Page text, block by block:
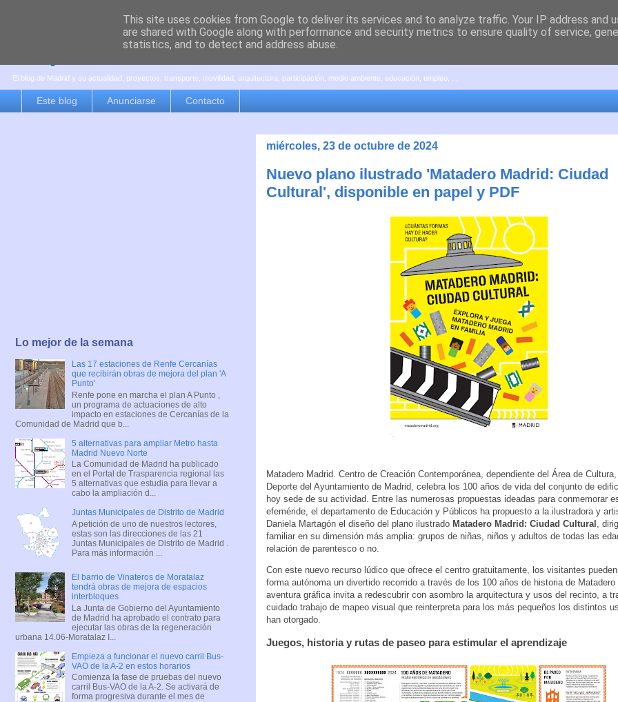
es por madrid
El blog de Madrid y su actualidad, proyectos, transporte, movilidad, arquitectura, participación, medio ambiente, educación, empleo, ...
Este blog Anunciarse Contacto
miércoles, 23 de octubre de 2024
Nuevo plano ilustrado 'Matadero Madrid: Ciudad
Cultural', disponible en papel y PDF
Matadero Madrid. Centro de Creación Contemporánea, dependiente del Área de
Deporte del Ayuntamiento de Madrid, celebra los 100 años de vida del conjunto de
hoy sede de su actividad. Entre las numerosas propuestas ideadas para conmemorar
efeméride, el departamento de Educación y Públicos ha propuesto a la ilustradora y
Daniela Martagón el diseño del plano ilustrado Matadero Madrid: Ciudad Cultural
,
familiar en su dimensión más amplia: grupos de niñas, niños y adultos de todas las
relación de parentesco o no.
Con este nuevo recurso lúdico que ofrece el centro gratuitamente, los visitantes
forma autónoma un divertido recorrido a través de los 100 años de historia de
aventura gráfica invita a redescubrir con asombro la arquitectura y usos del recinto, a
cuidado trabajo de mapeo visual que reinterpreta para los más pequeños los distintos
han otorgado.
Juegos, historia y rutas de paseo para estimular el aprendizaje
Lo mejor de la semana
Las 17 estaciones de Renfe Cercanías
que recibirán obras de mejora del plan 'A
Punto'
Renfe pone en marcha el plan A Punto ,
un programa de actuaciones de alto
impacto en estaciones de Cercanías de la
Comunidad de Madrid que b...
5 alternativas para ampliar Metro hasta
Madrid Nuevo Norte
La Comunidad de Madrid ha publicado
en el Portal de Trasparencia regional las
5 alternativas que estudia para llevar a
cabo la ampliación d...
Juntas Municipales de Distrito de Madrid
A petición de uno de nuestros lectores,
estas son las direcciones de las 21
Juntas Municipales de Distrito de Madrid .
Para más información ...
El barrio de Vinateros de Moratalaz
tendrá obras de mejora de espacios
interbloques
La Junta de Gobierno del Ayuntamiento
de Madrid ha aprobado el contrato para
ejecutar las obras de la regeneración
urbana 14.06-Moratalaz I...
Empieza a funcionar el nuevo carril Bus-
VAO de la A-2 en estos horarios
Comienza la fase de pruebas del nuevo
carril Bus-VAO de la A-2. Se activará de
forma progresiva durante el mes de
This site uses cookies from Google to deliver its services and to analyze traffic. Your IP address and
are shared with Google along with performance and security metrics to ensure quality of service,
statistics, and to detect and address abuse.